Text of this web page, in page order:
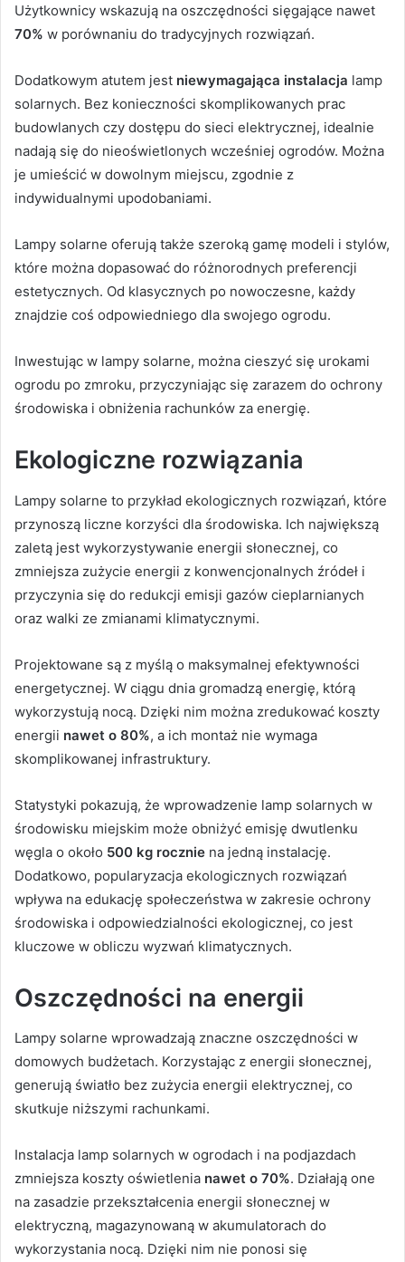
Użytkownicy wskazują na oszczędności sięgające nawet
70% w porównaniu do tradycyjnych rozwiązań.
Dodatkowym atutem jest niewymagająca instalacja lamp
solarnych. Bez konieczności skomplikowanych prac
budowlanych czy dostępu do sieci elektrycznej, idealnie
nadają się do nieoświetlonych wcześniej ogrodów. Można
je umieścić w dowolnym miejscu, zgodnie z
indywidualnymi upodobaniami.
Lampy solarne oferują także szeroką gamę modeli i stylów,
które można dopasować do różnorodnych preferencji
estetycznych. Od klasycznych po nowoczesne, każdy
znajdzie coś odpowiedniego dla swojego ogrodu.
Inwestując w lampy solarne, można cieszyć się urokami
ogrodu po zmroku, przyczyniając się zarazem do ochrony
środowiska i obniżenia rachunków za energię.
Ekologiczne rozwiązania
Lampy solarne to przykład ekologicznych rozwiązań, które
przynoszą liczne korzyści dla środowiska. Ich największą
zaletą jest wykorzystywanie energii słonecznej, co
zmniejsza zużycie energii z konwencjonalnych źródeł i
przyczynia się do redukcji emisji gazów cieplarnianych
oraz walki ze zmianami klimatycznymi.
Projektowane są z myślą o maksymalnej efektywności
energetycznej. W ciągu dnia gromadzą energię, którą
wykorzystują nocą. Dzięki nim można zredukować koszty
energii nawet o 80%, a ich montaż nie wymaga
skomplikowanej infrastruktury.
Statystyki pokazują, że wprowadzenie lamp solarnych w
środowisku miejskim może obniżyć emisję dwutlenku
węgla o około 500 kg rocznie na jedną instalację.
Dodatkowo, popularyzacja ekologicznych rozwiązań
wpływa na edukację społeczeństwa w zakresie ochrony
środowiska i odpowiedzialności ekologicznej, co jest
kluczowe w obliczu wyzwań klimatycznych.
Oszczędności na energii
Lampy solarne wprowadzają znaczne oszczędności w
domowych budżetach. Korzystając z energii słonecznej,
generują światło bez zużycia energii elektrycznej, co
skutkuje niższymi rachunkami.
Instalacja lamp solarnych w ogrodach i na podjazdach
zmniejsza koszty oświetlenia nawet o 70%. Działają one
na zasadzie przekształcenia energii słonecznej w
elektryczną, magazynowaną w akumulatorach do
wykorzystania nocą. Dzięki nim nie ponosi się